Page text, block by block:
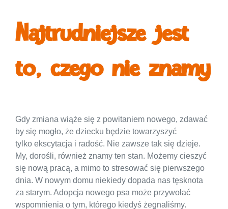
Najtrudniejsze jest
to, czego nie znamy
Gdy zmiana wiąże się z powitaniem nowego, zdawać
by się mogło, że dziecku będzie towarzyszyć
tylko ekscytacja i radość. Nie zawsze tak się dzieje.
My, dorośli, również znamy ten stan. Możemy cieszyć
się nową pracą, a mimo to stresować się pierwszego
dnia. W nowym domu niekiedy dopada nas tęsknota
za starym. Adopcja nowego psa może przywołać
wspomnienia o tym, którego kiedyś żegnaliśmy.